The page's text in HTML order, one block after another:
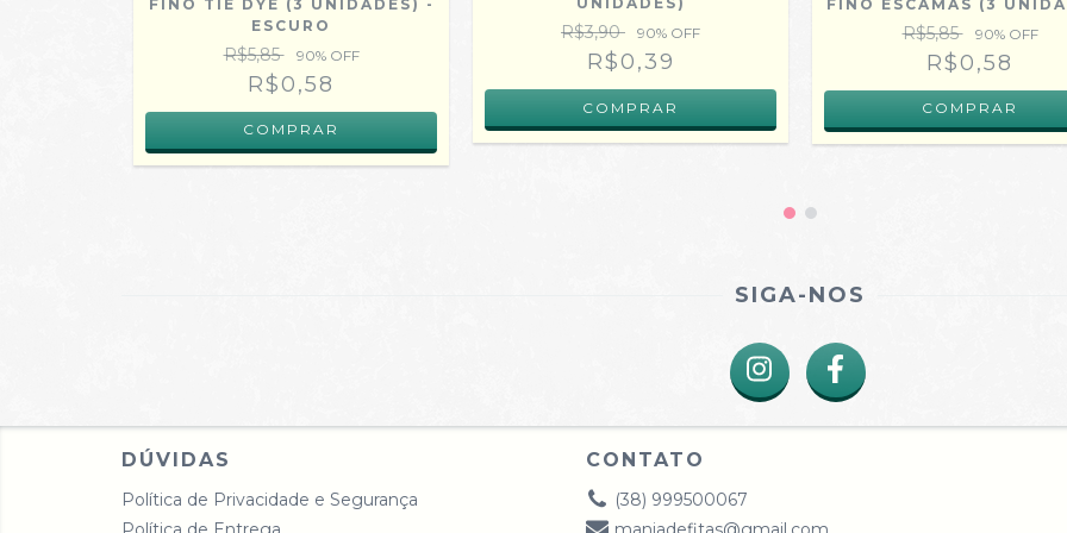
FINO TIE DYE (3 UNIDADES) -
ESCURO
R$5,85 90% OFF
R$0,58
R$3,90 90% OFF
R$0,39
FINO ESCAMAS (3
R$5,85 90% OFF
R$0,58
SIGA-NOS
DÚVIDAS
Política de Privacidade e Segurança
CONTATO
(38) 999500067